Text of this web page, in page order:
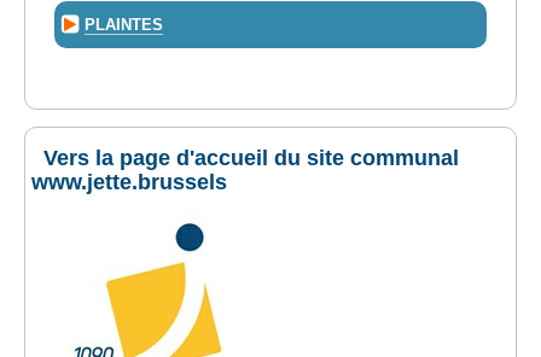
PLAINTES
Vers la page d'accueil du site communal
www.jette.brussels